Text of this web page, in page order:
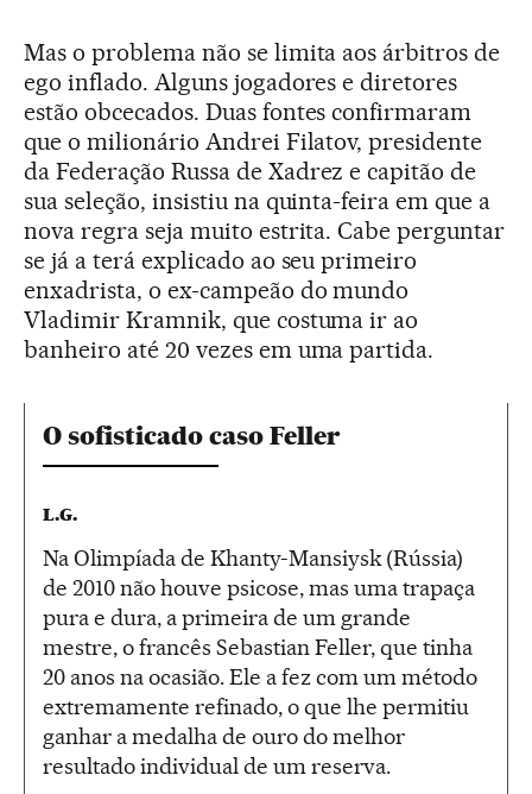
Mas o problema não se limita aos árbitros de
ego inflado. Alguns jogadores e diretores
estão obcecados. Duas fontes confirmaram
que o milionário Andrei Filatov, presidente
da Federação Russa de Xadrez e capitão de
sua seleção, insistiu na quinta-feira em que a
nova regra seja muito estrita. Cabe perguntar
se já a terá explicado ao seu primeiro
enxadrista, o ex-campeão do mundo
Vladimir Kramnik, que costuma ir ao
banheiro até 20 vezes em uma partida.
O sofisticado caso Feller
L.G.
Na Olimpíada de Khanty-Mansiysk (Rússia)
de 2010 não houve psicose, mas uma trapaça
pura e dura, a primeira de um grande
mestre, o francês Sebastian Feller, que tinha
20 anos na ocasião. Ele a fez com um método
extremamente refinado, o que lhe permitiu
ganhar a medalha de ouro do melhor
resultado individual de um reserva.